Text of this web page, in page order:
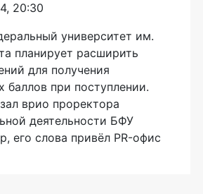
20:30
университет им.
планирует расширить
для получения
баллов при поступлении.
врио проректора
деятельности БФУ
его слова привёл PR-офис